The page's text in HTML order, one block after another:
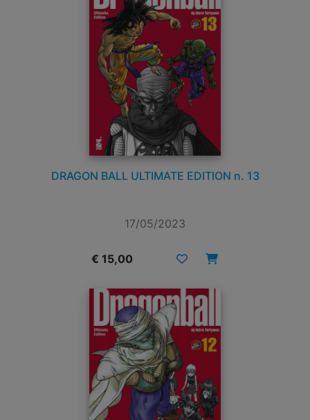
DRAGON BALL ULTIMATE EDITION n. 13
17/05/2023
€ 15,00